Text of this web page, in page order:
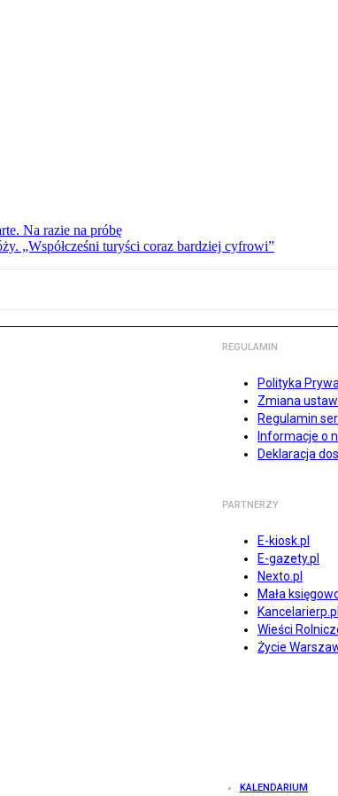
Na razie na próbę
„Współcześni turyści coraz bardziej cyfrowi”
REGULAMIN
Polityka
Zmiana
Regulamin
Informacje o
Deklaracja
PARTNERZY
E-kiosk.pl
E-gazety.pl
Nexto.pl
Mała
Kancelarierp.pl
Wieści
Życie
KALENDARIUM